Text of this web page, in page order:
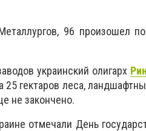
96 произошел
украинский олигарх
25 гектаров леса,
не закончено.
отмечали День